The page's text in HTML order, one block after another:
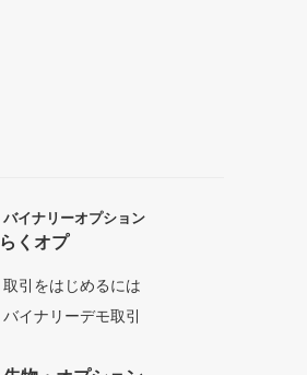
バイナリーオプション
らくオプ
取引をはじめるには
バイナリーデモ取引